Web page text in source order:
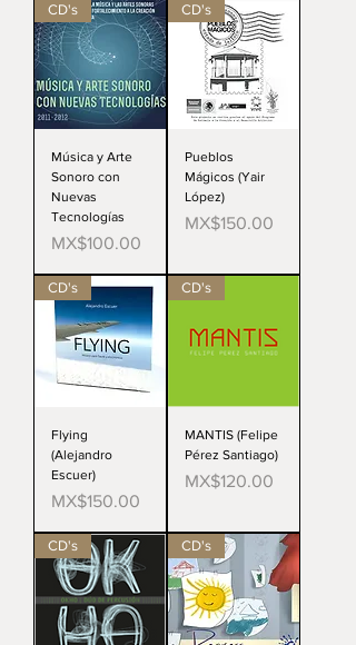
CD's
Música y Arte
Sonoro con
Nuevas
Tecnologías
Price
MX$100.00
CD's
Pueblos
Mágicos (Yair
López)
Price
MX$150.00
CD's
Flying
(Alejandro
Escuer)
Price
MX$150.00
CD's
MANTIS (Felipe
Pérez Santiago)
Price
MX$120.00
CD's CD's